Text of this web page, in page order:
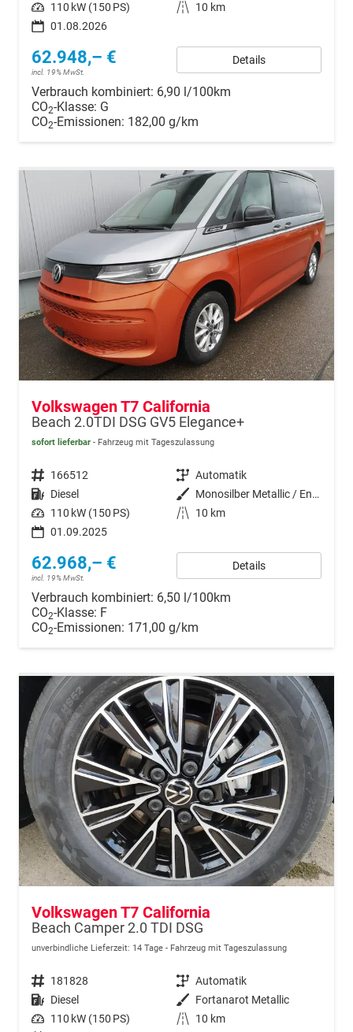
Leistung 110 kW (150 PS) Kilometerstand
10 km
01.08.2026
62.948,– €
incl. 19% MwSt.
Details
Verbrauch kombiniert: 6,90 l/100km
CO2-Klasse: G
CO2-Emissionen: 182,00 g/km
Volkswagen T7 California
Beach 2.0TDI DSG GV5 Elegance+
sofort lieferbar Fahrzeug mit Tageszulassung
Fahrzeugnr. 166512 Getriebe Automatik
Kraftstoff Diesel Außenfarbe
Monosilber Metallic / Energeticorange Metallic
Leistung 110 kW (150 PS) Kilometerstand
10 km
01.09.2025
62.968,– €
incl. 19% MwSt.
Details
Verbrauch kombiniert: 6,50 l/100km
CO2-Klasse: F
CO2-Emissionen: 171,00 g/km
Volkswagen T7 California
Beach Camper 2.0 TDI DSG
unverbindliche Lieferzeit: 14 Tage Fahrzeug mit Tageszulassung
Fahrzeugnr. 181828 Getriebe Automatik
Kraftstoff Diesel Außenfarbe Fortanarot Metallic
Leistung 110 kW (150 PS) Kilometerstand
10 km